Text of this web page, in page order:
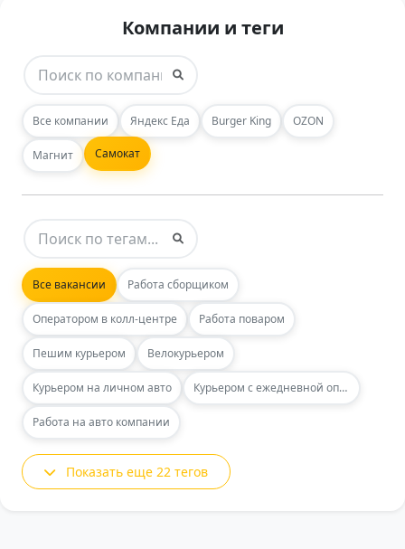
Компании и теги
Все компании Яндекс Еда Burger King OZON
Магнит Самокат
Все вакансии Работа сборщиком
Оператором в колл-центре Работа поваром
Пешим курьером Велокурьером
Курьером на личном авто Курьером с ежедневной оплатой
Работа на авто компании
Показать еще 22 тегов